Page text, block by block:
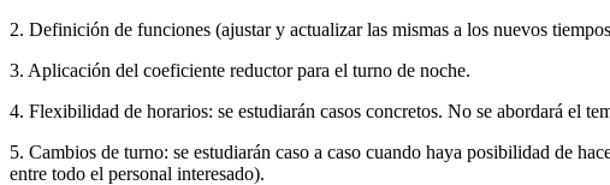
2. Definición de funciones (ajustar y actualizar las mismas a los nuevos
3. Aplicación del coeficiente reductor para el turno de noche.
4. Flexibilidad de horarios: se estudiarán casos concretos. No se abordará el
5. Cambios de turno: se estudiarán caso a caso cuando haya posibilidad de
entre todo el personal interesado).